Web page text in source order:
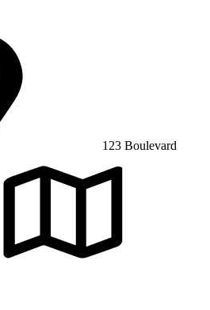
123 Boulevard